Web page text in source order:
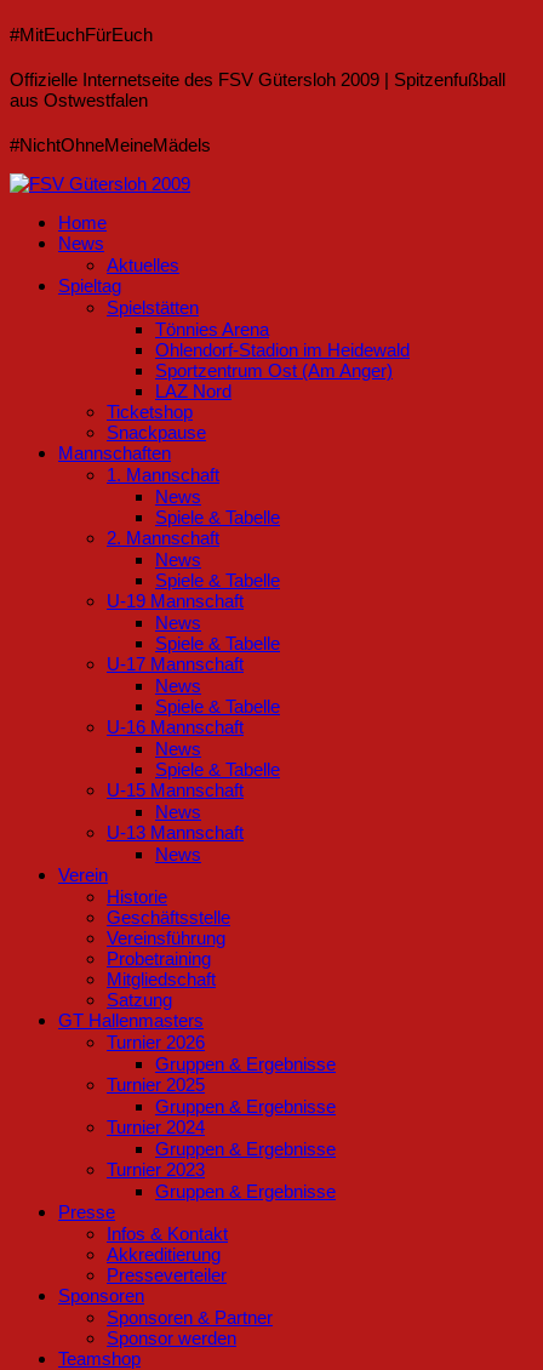
#MitEuchFürEuch
Offizielle Internetseite des FSV Gütersloh 2009 | Spitzenfußball
aus Ostwestfalen
#NichtOhneMeineMädels
Home
News
Aktuelles
Spieltag
Spielstätten
Tönnies Arena
Ohlendorf-Stadion im Heidewald
Sportzentrum Ost (Am Anger)
LAZ Nord
Ticketshop
Snackpause
Mannschaften
1. Mannschaft
News
Spiele & Tabelle
2. Mannschaft
News
Spiele & Tabelle
U-19 Mannschaft
News
Spiele & Tabelle
U-17 Mannschaft
News
Spiele & Tabelle
U-16 Mannschaft
News
Spiele & Tabelle
U-15 Mannschaft
News
U-13 Mannschaft
News
Verein
Historie
Geschäftsstelle
Vereinsführung
Probetraining
Mitgliedschaft
Satzung
GT Hallenmasters
Turnier 2026
Gruppen & Ergebnisse
Turnier 2025
Gruppen & Ergebnisse
Turnier 2024
Gruppen & Ergebnisse
Turnier 2023
Gruppen & Ergebnisse
Presse
Infos & Kontakt
Akkreditierung
Presseverteiler
Sponsoren
Sponsoren & Partner
Sponsor werden
Teamshop